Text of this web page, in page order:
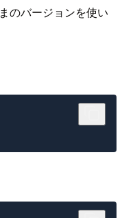
のバージョンを使い